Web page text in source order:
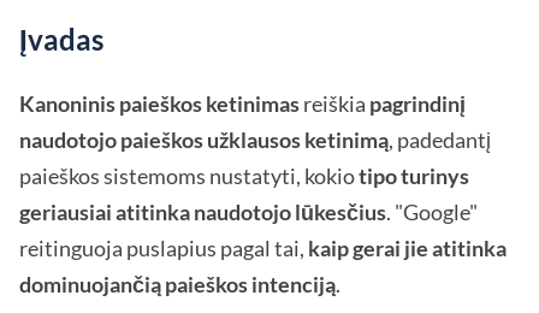
Įvadas
Kanoninis paieškos ketinimasreiškia pagrindinį
naudotojo paieškos užklausos ketinimą, padedantį
paieškos sistemoms nustatyti, kokiotipo turinys
geriausiai atitinka naudotojo lūkesčius. "Google"
reitinguoja puslapius pagal tai, kaip gerai jie atitinka
dominuojančią paieškos intenciją.